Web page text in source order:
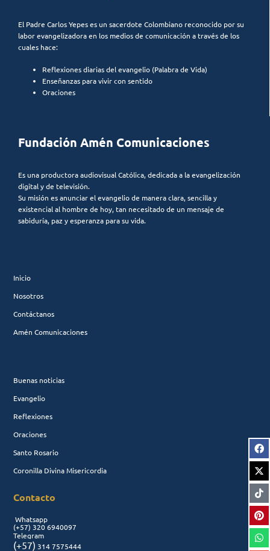
El Padre Carlos Yepes es un sacerdote Colombiano reconocido por su
labor evangelizadora en los medios de comunicación a través de los
cuales hace:
Reflexiones diarias del evangelio (Palabra de Vida)
Enseñanzas para vivir con sentido
Oraciones
Fundación Amén Comunicaciones
Es una productora audiovisual Católica, dedicada a la evangelización
digital y de televisión.
Su misión es anunciar el evangelio de manera clara, sencilla y
existencial al hombre de hoy, tan necesitado de un mensaje de
sabiduría, paz y esperanza para su vida.
Inicio
Nosotros
Contáctanos
Amén Comunicaciones
Buenas noticias
Evangelio
Reflexiones
Oraciones
Santo Rosario
Coronilla Divina Misericordia
Contacto
Whatsapp
(+57) 320 6940097
Telegram
(+57) 314 7575444